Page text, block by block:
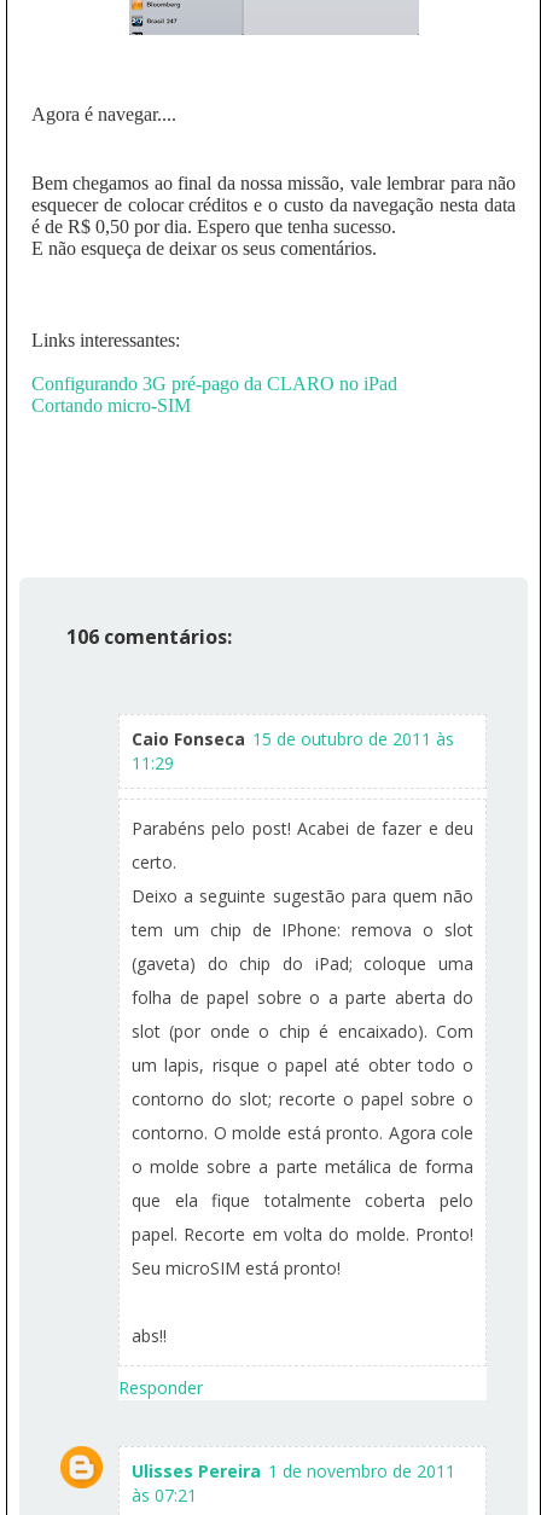
Agora é navegar....
Bem chegamos ao final da nossa missão, vale lembrar para não
esquecer de colocar créditos e o custo da navegação nesta data
é de R$ 0,50 por dia. Espero que tenha sucesso.
E não esqueça de deixar os seus comentários.
Links interessantes:
Configurando 3G pré-pago da CLARO no iPad
Cortando micro-SIM
106 comentários:
Caio Fonseca 15 de outubro de 2011 às
11:29
Parabéns pelo post! Acabei de fazer e deu
certo.
Deixo a seguinte sugestão para quem não
tem um chip de IPhone: remova o slot
(gaveta) do chip do iPad; coloque uma
folha de papel sobre o a parte aberta do
slot (por onde o chip é encaixado). Com
um lapis, risque o papel até obter todo o
contorno do slot; recorte o papel sobre o
contorno. O molde está pronto. Agora cole
o molde sobre a parte metálica de forma
que ela fique totalmente coberta pelo
papel. Recorte em volta do molde. Pronto!
Seu microSIM está pronto!
abs!!
Responder
Ulisses Pereira 1 de novembro de 2011
às 07:21